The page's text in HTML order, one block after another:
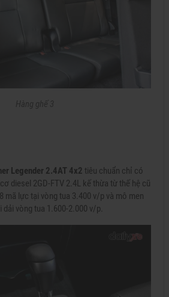
Legender 2.4AT 4x2 tiêu chuẩn chỉ có
diesel 2GD-FTV 2.4L kế thừa từ thế hệ cũ
mã lực tại vòng tua 3.400 v/p và mô men
vòng tua 1.600-2.000 v/p.